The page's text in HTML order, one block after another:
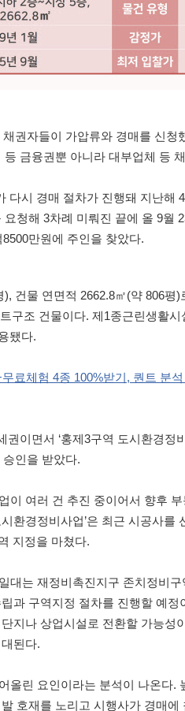
권자들이 가압류와 경매를 신청
금융권뿐 아니라 대부업체 등
다시 경매 절차가 진행돼 지난해
청해 3차례 미뤄진 끝에 올 9월
만원에 주인을 찾았다.
건물 연면적 2662.8㎡(약 806평
구조 건물이다. 제1종근린생활
됐다.
료체험 4종 100%받기, 퀀트 분
이면서 ‘홍제3구역 도시환경정
인을 받았다.
이 여러 건 추진 중이어서 향후
환경정비사업’은 최근 시공사를
지정을 마쳤다.
대는 재정비촉진지구 존치정비
과 구역지정 절차를 진행할 예정
지나 상업시설로 전환할 가능성
된다.
올린 요인이라는 분석이 나온다.
호재를 노리고 시행사가 경매에